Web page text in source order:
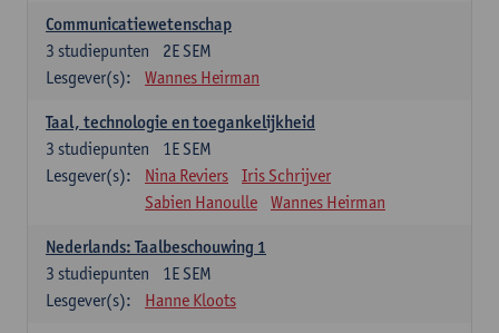
Communicatiewetenschap
2E SEM
3 studiepunten
Lesgever(s):
Wannes Heirman
Taal, technologie en toegankelijkheid
1E SEM
3 studiepunten
Lesgever(s):
Nina Reviers
Iris Schrijver
Sabien Hanoulle
Wannes Heirman
Nederlands: Taalbeschouwing 1
1E SEM
3 studiepunten
Lesgever(s):
Hanne Kloots